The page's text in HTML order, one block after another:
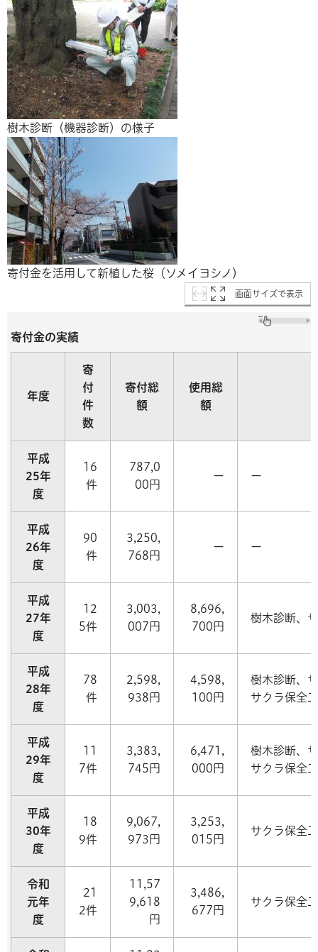
樹木診断（機器診断）の様子
寄付金を活用して新植した桜（ソメイヨシノ）
画面サイズで表示
寄付金の実績
年度
寄
付
件
数
寄付総
額
使用総
額
平成
25年
度
16
件
787,0
00円
ー ー
平成
26年
度
90
件
3,250,
768円
ー ー
平成
27年
度
12
5件
3,003,
007円
8,696,
700円
樹木診断、
平成
28年
度
78
件
2,598,
938円
4,598,
100円
樹木診断、
サクラ保全
平成
29年
度
11
7件
3,383,
745円
6,471,
000円
樹木診断、
サクラ保全
平成
30年
度
18
9件
9,067,
973円
3,253,
015円
サクラ保全
令和
元年
度
21
2件
11,57
9,618
円
3,486,
677円
サクラ保全